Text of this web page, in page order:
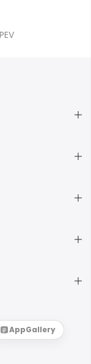
AppGallery